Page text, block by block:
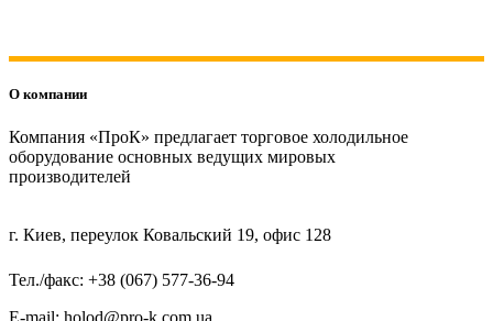
О компании
Компания «ПроК» предлагает торговое холодильное
оборудование основных ведущих мировых
производителей
г. Киев, переулок Ковальский 19, офис 128
Тел./факс: +38 (067) 577-36-94